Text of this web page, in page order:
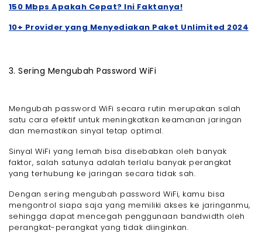
150 Mbps Apakah Cepat? Ini Faktanya!
10+ Provider yang Menyediakan Paket Unlimited 2024
3. Sering Mengubah Password WiFi
Mengubah password WiFi secara rutin merupakan salah
satu cara efektif untuk meningkatkan keamanan jaringan
dan memastikan sinyal tetap optimal.
Sinyal WiFi yang lemah bisa disebabkan oleh banyak
faktor, salah satunya adalah terlalu banyak perangkat
yang terhubung ke jaringan secara tidak sah.
Dengan sering mengubah password WiFi, kamu bisa
mengontrol siapa saja yang memiliki akses ke jaringanmu,
sehingga dapat mencegah penggunaan bandwidth oleh
perangkat-perangkat yang tidak diinginkan.